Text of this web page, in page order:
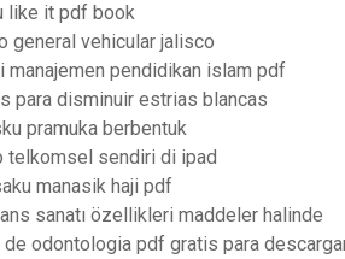
like it pdf book
general vehicular jalisco
manajemen pendidikan islam pdf
para disminuir estrias blancas
pramuka berbentuk
telkomsel sendiri di ipad
manasik haji pdf
sanatı özellikleri maddeler halinde
odontologia pdf gratis para